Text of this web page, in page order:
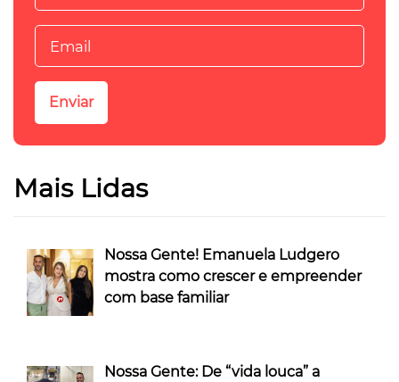
Mais Lidas
Nossa Gente! Emanuela Ludgero
mostra como crescer e empreender
com base familiar
Nossa Gente: De “vida louca” a